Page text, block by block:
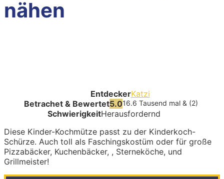
nähen
EntdeckerKatzi
Betrachet & Bewertet5.016.6 Tausend mal & (2)
SchwierigkeitHerausfordernd
Diese Kinder-Kochmütze passt zu der Kinderkoch-
Schürze. Auch toll als Faschingskostüm oder für große
Pizzabäcker, Kuchenbäcker, , Sterneköche, und
Grillmeister!